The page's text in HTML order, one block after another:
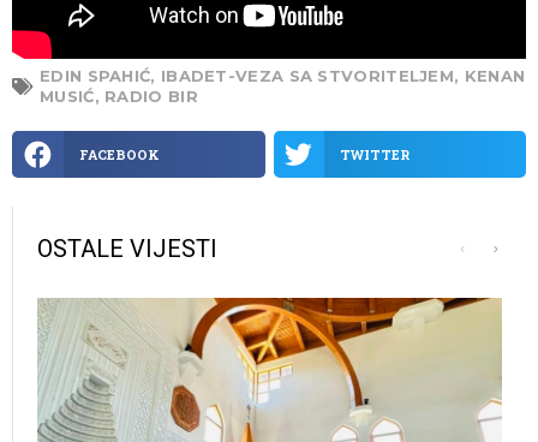
EDIN SPAHIĆ, IBADET-VEZA SA STVORITELJEM, KENAN
MUSIĆ, RADIO BIR
FACEBOOK TWITTER
OSTALE VIJESTI